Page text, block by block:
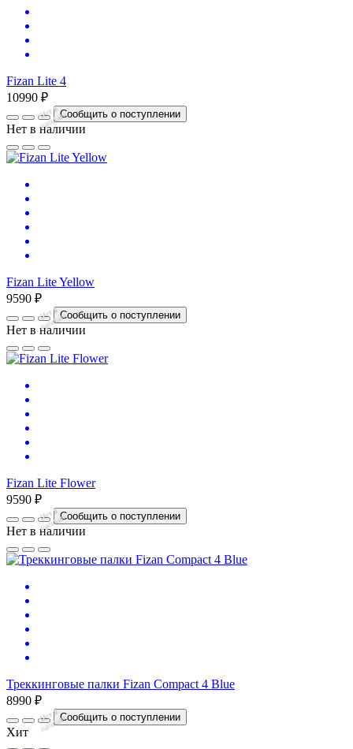
Fizan Lite 4
Нет
в
на
л
и
ч
и
и
10990 ₽
Сообщить о поступлении
Нет в наличии
Fizan Lite Yellow
Нет
в
на
л
и
ч
и
и
9590 ₽
Сообщить о поступлении
Нет в наличии
Fizan Lite Flower
Нет
в
на
л
и
ч
и
и
9590 ₽
Сообщить о поступлении
Нет в наличии
Треккинговые палки Fizan Compact 4 Blue
Нет
в
на
л
и
ч
и
и
8990 ₽
Сообщить о поступлении
Хит